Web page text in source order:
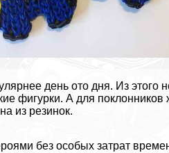
день ото дня. Из этого
фигурки. А для
из резинок.
без особых затрат